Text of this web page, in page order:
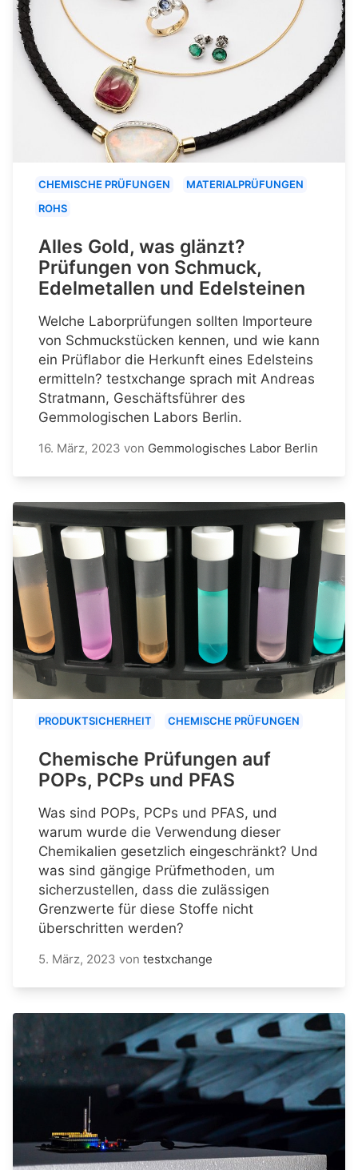
CHEMISCHE PRÜFUNGEN
MATERIALPRÜFUNGEN
ROHS
Alles Gold, was glänzt?
Prüfungen von Schmuck,
Edelmetallen und Edelsteinen
Welche Laborprüfungen sollten Importeure
von Schmuckstücken kennen, und wie kann
ein Prüflabor die Herkunft eines Edelsteins
ermitteln? testxchange sprach mit Andreas
Stratmann, Geschäftsführer des
Gemmologischen Labors Berlin.
16. März, 2023 von Gemmologisches Labor Berlin
PRODUKTSICHERHEIT CHEMISCHE PRÜFUNGEN
Chemische Prüfungen auf
POPs, PCPs und PFAS
Was sind POPs, PCPs und PFAS, und
warum wurde die Verwendung dieser
Chemikalien gesetzlich eingeschränkt? Und
was sind gängige Prüfmethoden, um
sicherzustellen, dass die zulässigen
Grenzwerte für diese Stoffe nicht
überschritten werden?
5. März, 2023 von testxchange